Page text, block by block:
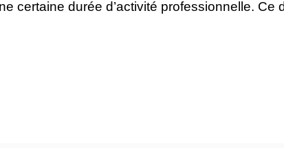
certaine durée d’activité professionnelle. Ce